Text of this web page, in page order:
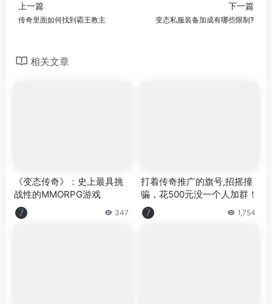
上一篇
传奇里面如何找到霸王教主
下一篇
变态私服装备加成有哪些限制?
相关文章
《变态传奇》：史上最具挑
战性的MMORPG游戏
347
打着传奇推广的旗号,招摇撞
骗，花500元没一个人加群！
1,754